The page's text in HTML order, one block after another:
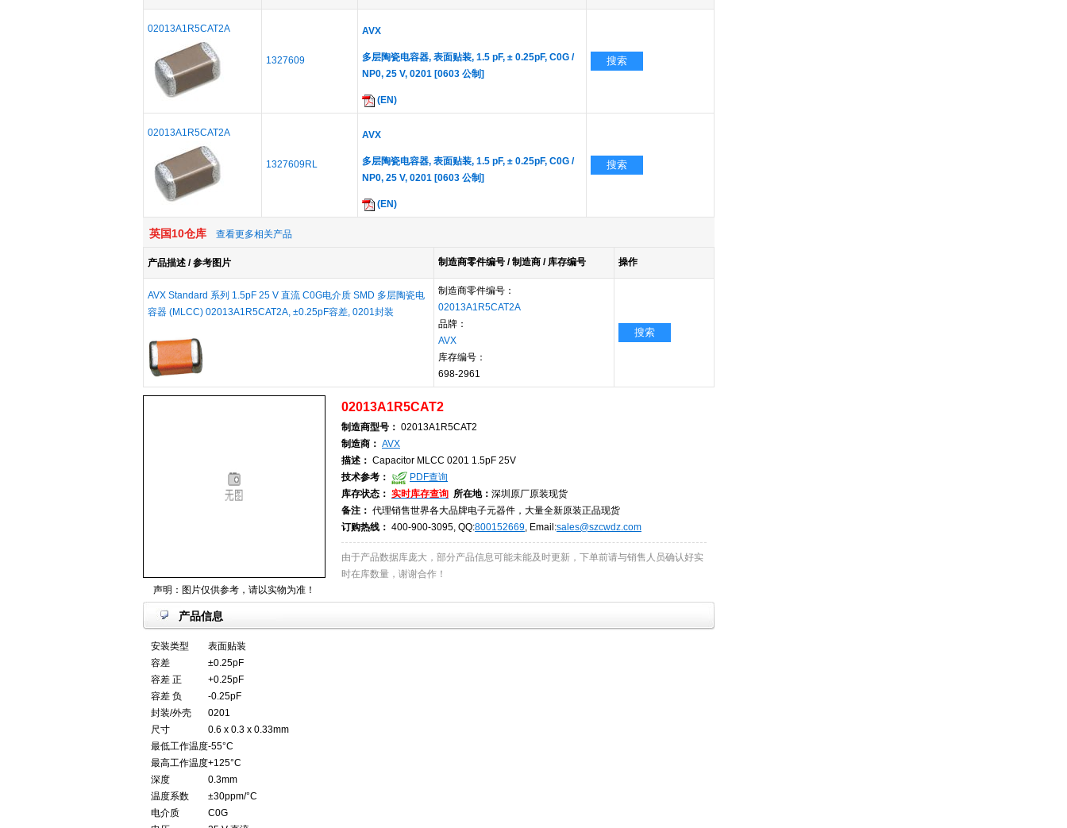
02013A1R5CAT2A
1327609
AVX
多层陶瓷电容器, 表面贴装, 1.5 pF, ± 0.25pF, C0G /
NP0, 25 V, 0201 [0603 公制]
(EN)
搜索
02013A1R5CAT2A
1327609RL
AVX
多层陶瓷电容器, 表面贴装, 1.5 pF, ± 0.25pF, C0G /
NP0, 25 V, 0201 [0603 公制]
(EN)
搜索
英国10仓库 查看更多相关产品
产品描述 / 参考图片 制造商零件编号 / 制造商 / 库存编号 操作
AVX Standard 系列 1.5pF 25 V 直流 C0G电介质 SMD 多层陶瓷电
容器 (MLCC) 02013A1R5CAT2A, ±0.25pF容差, 0201封装
制造商零件编号：
02013A1R5CAT2A
品牌：
AVX
库存编号：
698-2961
搜索
声明：图片仅供参考，请以实物为准！
02013A1R5CAT2
制造商型号： 02013A1R5CAT2
制造商： AVX
描述： Capacitor MLCC 0201 1.5pF 25V
技术参考：
PDF查询
库存状态： 实时库存查询 所在地： 深圳原厂原装现货
备注： 代理销售世界各大品牌电子元器件，大量全新原装正品现货
订购热线： 400-900-3095, QQ:800152669, Email:sales@szcwdz.com
由于产品数据库庞大，部分产品信息可能未能及时更新，下单前请与销售人员确认好实
时在库数量，谢谢合作！
产品信息
安装类型
表面贴装
容差
±0.25pF
容差 正
+0.25pF
容差 负
-0.25pF
封装/外壳
0201
尺寸
0.6 x 0.3 x 0.33mm
最低工作温度-55°C
最高工作温度+125°C
深度
0.3mm
温度系数
±30ppm/°C
电介质
C0G